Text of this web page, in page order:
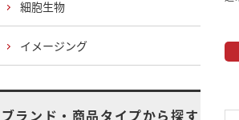
細胞生物
イメージング
ブランド・商品タイプから探す